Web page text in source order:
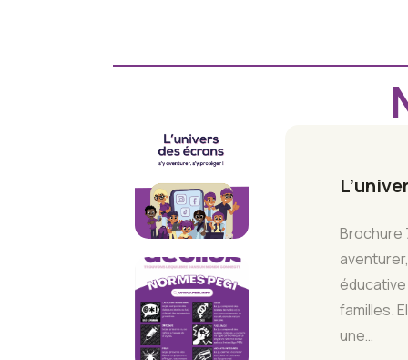
Brochure
familles.
une…